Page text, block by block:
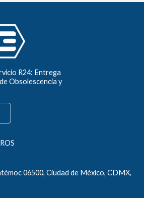
R24: Entrega
Obsolescencia y
06500, Ciudad de México, CDMX,